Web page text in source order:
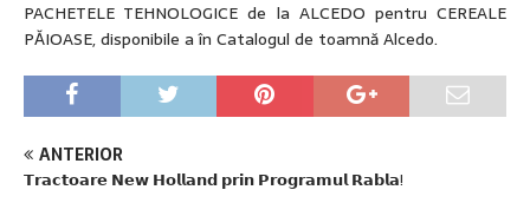
PACHETELE TEHNOLOGICE de la ALCEDO pentru CEREALE
PĂIOASE, disponibile a în Catalogul de toamnă Alcedo.
ANTERIOR
𝗧𝗿𝗮𝗰𝘁𝗼𝗮𝗿𝗲 𝗡𝗲𝘄 𝗛𝗼𝗹𝗹𝗮𝗻𝗱 𝗽𝗿𝗶𝗻 𝗣𝗿𝗼𝗴𝗿𝗮𝗺𝘂𝗹 𝗥𝗮𝗯𝗹𝗮!